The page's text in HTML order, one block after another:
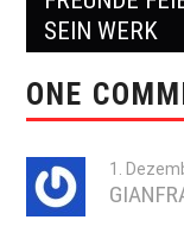
SEIN WERK
ONE
1.